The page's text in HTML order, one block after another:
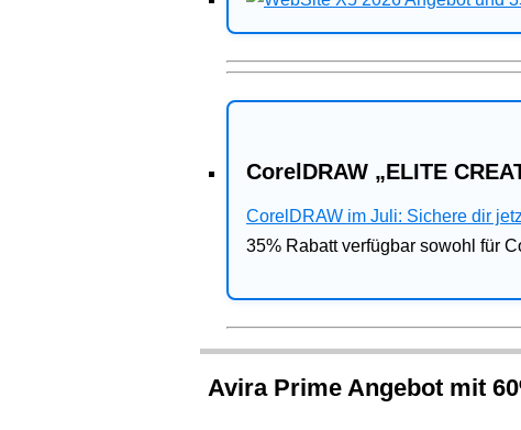
CorelDRAW „ELITE
CorelDRAW im Juli: Sichere dir
35% Rabatt verfügbar sowohl für
Avira Prime Angebot mit